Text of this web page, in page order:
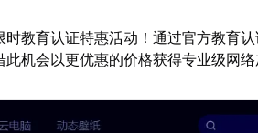
时教育认证特惠活动！通过官方教育
机会以更优惠的价格获得专业级网络